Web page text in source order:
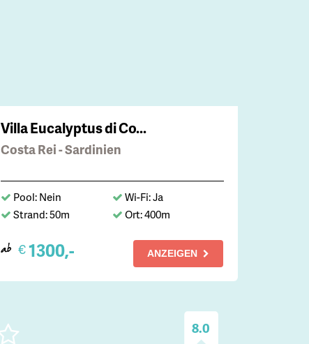
Villa Eucalyptus di Co...
Costa Rei - Sardinien
Pool: Nein
Wi-Fi: Ja
Strand: 50m
Ort: 400m
ab €1300,- ANZEIGEN
8.0